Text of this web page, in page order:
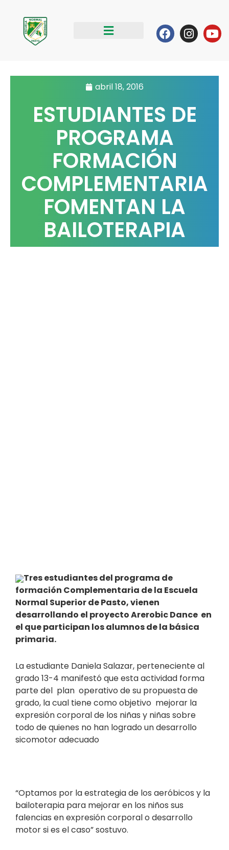
contenido
Facebook
abril 18, 2016
ESTUDIANTES DE
PROGRAMA
FORMACIÓN
COMPLEMENTARIA
FOMENTAN LA
BAILOTERAPIA
Tres estudiantes del programa de
formación Complementaria de la Escuela
Normal Superior de Pasto, vienen
desarrollando el proyecto Arerobic Dance en
el que participan los alumnos de la básica
primaria.
La estudiante Daniela Salazar, perteneciente al
grado 13-4 manifestó que esta actividad forma
parte del plan operativo de su propuesta de
grado, la cual tiene como objetivo mejorar la
expresión corporal de los niñas y niñas sobre
todo de quienes no han logrado un desarrollo
sicomotor adecuado
“Optamos por la estrategia de los aeróbicos y la
bailoterapia para mejorar en los niños sus
falencias en expresión corporal o desarrollo
motor si es el caso” sostuvo.